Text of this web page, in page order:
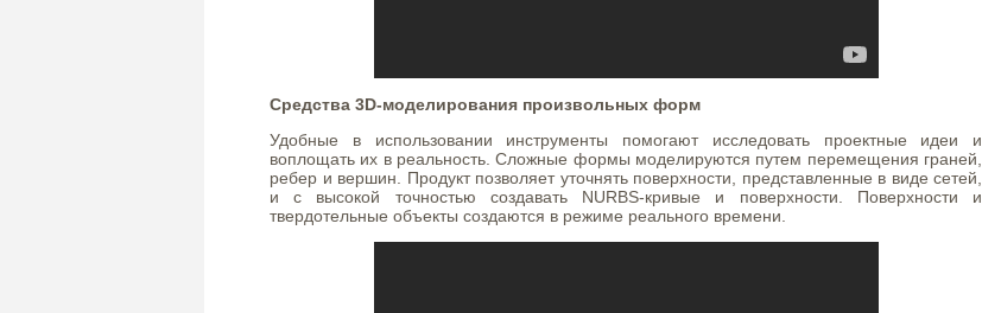
Средства 3D-моделирования произвольных форм
Удобные в использовании инструменты помогают исследовать проектные идеи и
воплощать их в реальность. Сложные формы моделируются путем перемещения граней,
ребер и вершин. Продукт позволяет уточнять поверхности, представленные в виде сетей,
и с высокой точностью создавать NURBS-кривые и поверхности. Поверхности и
твердотельные объекты создаются в режиме реального времени.